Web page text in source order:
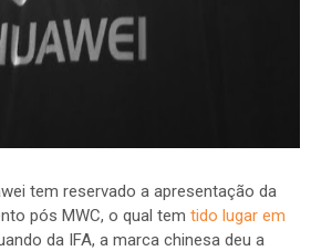
tem reservado a apresentação da
pós MWC, o qual tem tido lugar em
da IFA, a marca chinesa deu a